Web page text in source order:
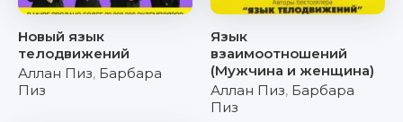
Новый язык
телодвижений
Аллан Пиз, Барбара
Пиз
Язык
взаимоотношений
(Мужчина и женщина)
Аллан Пиз, Барбара
Пиз